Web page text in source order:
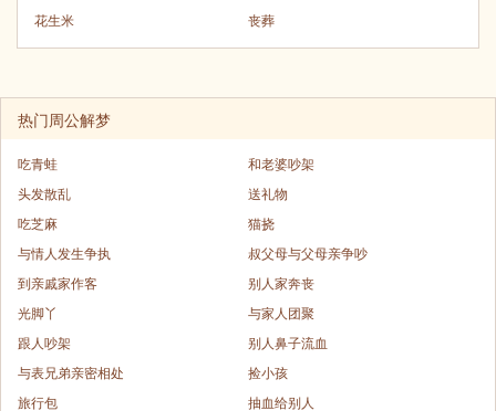
花生米
丧葬
热门周公解梦
吃青蛙
和老婆吵架
头发散乱
送礼物
吃芝麻
猫挠
与情人发生争执
叔父母与父母亲争吵
到亲戚家作客
别人家奔丧
光脚丫
与家人团聚
跟人吵架
别人鼻子流血
与表兄弟亲密相处
捡小孩
旅行包
抽血给别人